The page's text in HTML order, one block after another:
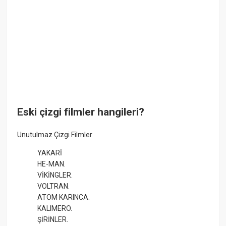
Eski çizgi filmler hangileri?
Unutulmaz Çizgi Filmler
YAKARİ
HE-MAN.
VİKİNGLER.
VOLTRAN.
ATOM KARINCA.
KALIMERO.
ŞİRİNLER.